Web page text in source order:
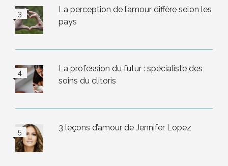
La perception de l’amour diffère selon les
pays
La profession du futur : spécialiste des
soins du clitoris
3 leçons d’amour de Jennifer Lopez